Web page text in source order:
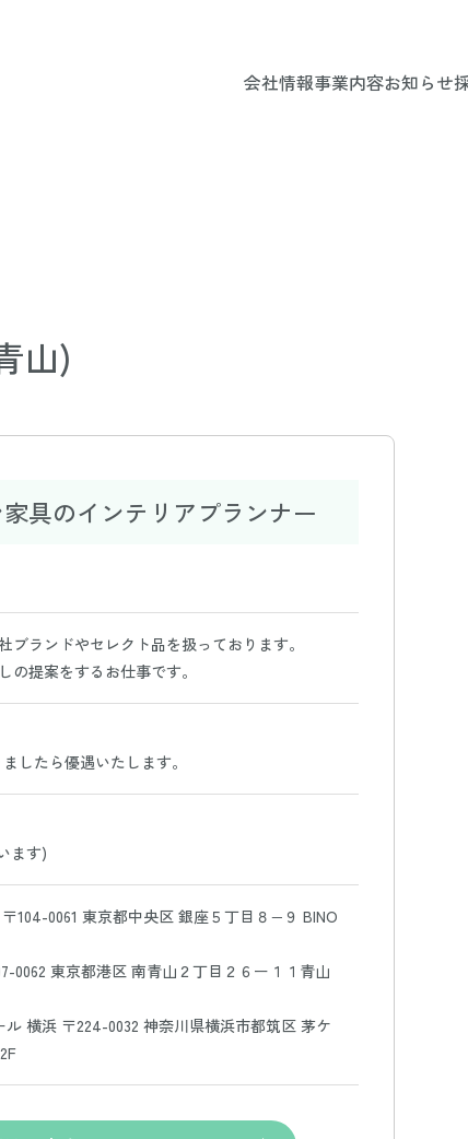
会社情報事業内容お知らせ
山)
具のインテリアプランナー
ブランドやセレクト品を扱っております。
の提案をするお仕事です。
したら優遇いたします。
ます)
104-0061 東京都中央区 銀座５丁目８−９ BINO
0062 東京都港区 南青山２丁目２６ー１１青山
横浜 〒224-0032 神奈川県横浜市都筑区 茅ケ